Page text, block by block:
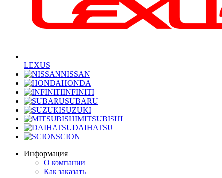
LEXUS
NISSAN
HONDA
INFINITI
SUBARU
SUZUKI
MITSUBISHI
DAIHATSU
SCION
Информация
О компании
Как заказать